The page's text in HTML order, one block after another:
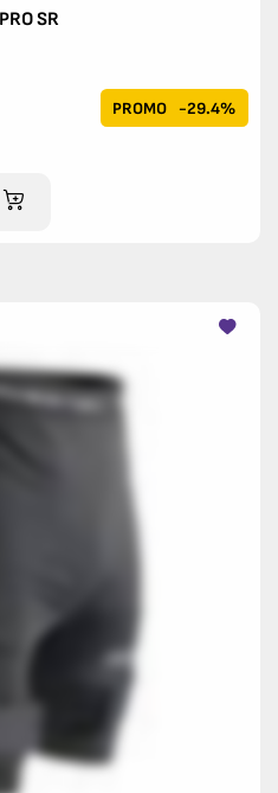
SR
PROMO -29.4%
AJOUTER AU PANIER